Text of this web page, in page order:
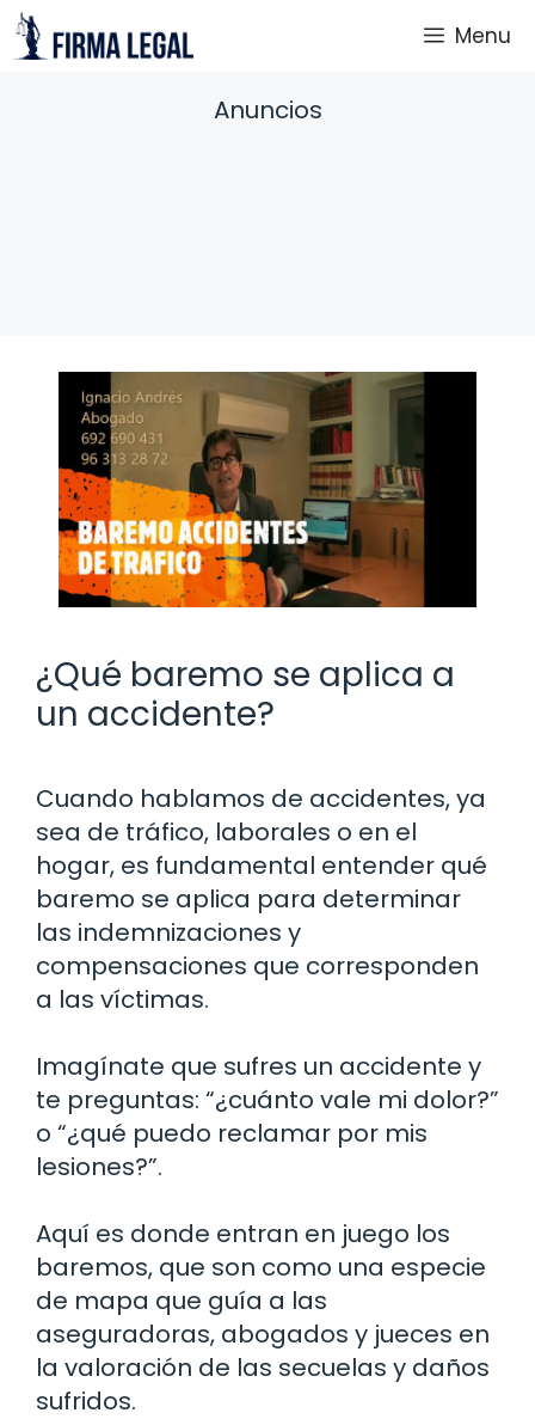
Saltar
al
Menu
Anuncios
¿Qué baremo se aplica a
un accidente?
Cuando hablamos de accidentes, ya
sea de tráfico, laborales o en el
hogar, es fundamental entender qué
baremo se aplica para determinar
las indemnizaciones y
compensaciones que corresponden
a las víctimas.
Imagínate que sufres un accidente y
te preguntas: “¿cuánto vale mi dolor?”
o “¿qué puedo reclamar por mis
lesiones?”.
Aquí es donde entran en juego los
baremos, que son como una especie
de mapa que guía a las
aseguradoras, abogados y jueces en
la valoración de las secuelas y daños
sufridos.